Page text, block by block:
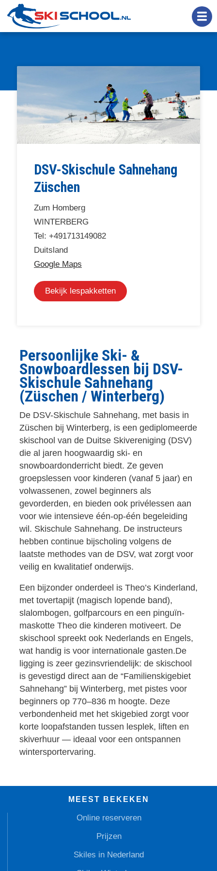
Overslaan
en
naar
de
DSV-Skischule Sahnehang
Züschen
Zum Homberg
WINTERBERG
Tel: +491713149082
Duitsland
Google Maps
Bekijk lespakketten
Persoonlijke Ski- &
Snowboardlessen bij DSV-
Skischule Sahnehang
(Züschen / Winterberg)
De DSV-Skischule Sahnehang, met basis in
Züschen bij Winterberg, is een gediplomeerde
skischool van de Duitse Skivereniging (DSV)
die al jaren hoogwaardig ski- en
snowboardonderricht biedt. Ze geven
groepslessen voor kinderen (vanaf 5 jaar) en
volwassenen, zowel beginners als
gevorderden, en bieden ook privélessen aan
voor wie intensieve één-op-één begeleiding
wil. Skischule Sahnehang. De instructeurs
hebben continue bijscholing volgens de
laatste methodes van de DSV, wat zorgt voor
veilig en kwalitatief onderwijs.
Een bijzonder onderdeel is Theo’s Kinderland,
met tovertapijt (magisch lopende band),
slalombogen, golfparcours en een pinguïn-
maskotte Theo die kinderen motiveert. De
skischool spreekt ook Nederlands en Engels,
wat handig is voor internationale gasten.De
ligging is zeer gezinsvriendelijk: de skischool
is gevestigd direct aan de “Familienskigebiet
Sahnehang” bij Winterberg, met pistes voor
beginners op 770–836 m hoogte. Deze
verbondenheid met het skigebied zorgt voor
korte loopafstanden tussen lesplek, liften en
skiverhuur — ideaal voor een ontspannen
wintersportervaring.
MEEST BEKEKEN
Online reserveren
Prijzen
Skiles in Nederland